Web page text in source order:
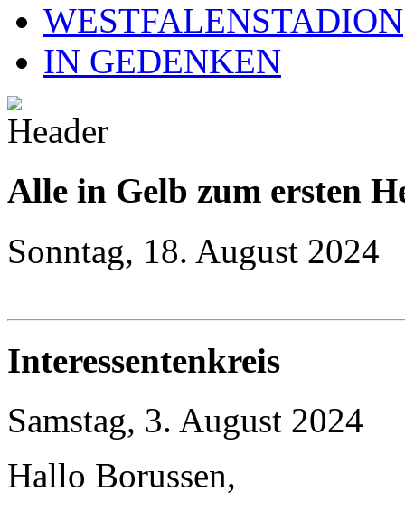
WESTFALENSTADION
IN GEDENKEN
Alle in Gelb zum ersten
Sonntag, 18. August 2024
Interessentenkreis
Samstag, 3. August 2024
Hallo Borussen,